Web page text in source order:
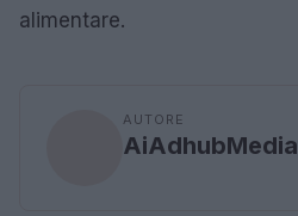
alimentare.
AUTORE
AiAdhubMedia